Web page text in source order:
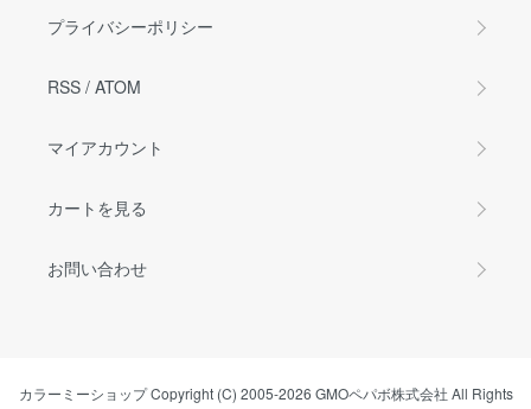
プライバシーポリシー
RSS / ATOM
マイアカウント
カートを見る
お問い合わせ
カラーミーショップCopyright (C) 2005-2026 GMOペパボ株式会社 All Rights